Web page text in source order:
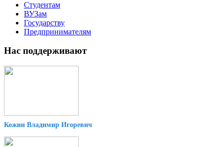
Студентам
ВУЗам
Государству
Предпринимателям
Нас поддерживают
Кожин Владимир Игоревич